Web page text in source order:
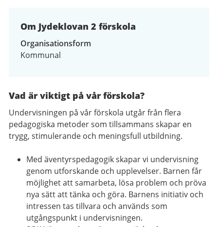
Om Jydeklovan 2 förskola
Organisationsform
Kommunal
Vad är viktigt på vår förskola?
Undervisningen på vår förskola utgår från flera
pedagogiska metoder som tillsammans skapar en
trygg, stimulerande och meningsfull utbildning.
Med äventyrspedagogik skapar vi undervisning
genom utforskande och upplevelser. Barnen får
möjlighet att samarbeta, lösa problem och pröva
nya sätt att tänka och göra. Barnens initiativ och
intressen tas tillvara och används som
utgångspunkt i undervisningen.